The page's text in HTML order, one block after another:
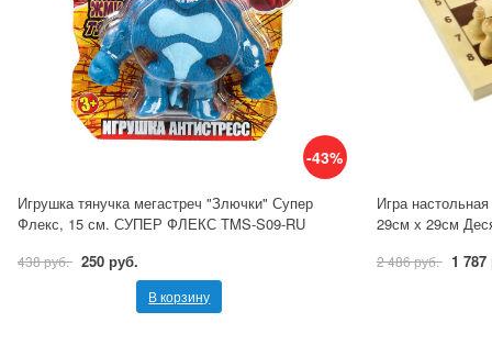
-43%
Игрушка тянучка мегастреч "Злючки" Супер
Флекс, 15 см. СУПЕР ФЛЕКС TMS-S09-RU
438 руб. 250 руб.
В корзину
Игра
29см х 29см
2 486 руб. 1 787